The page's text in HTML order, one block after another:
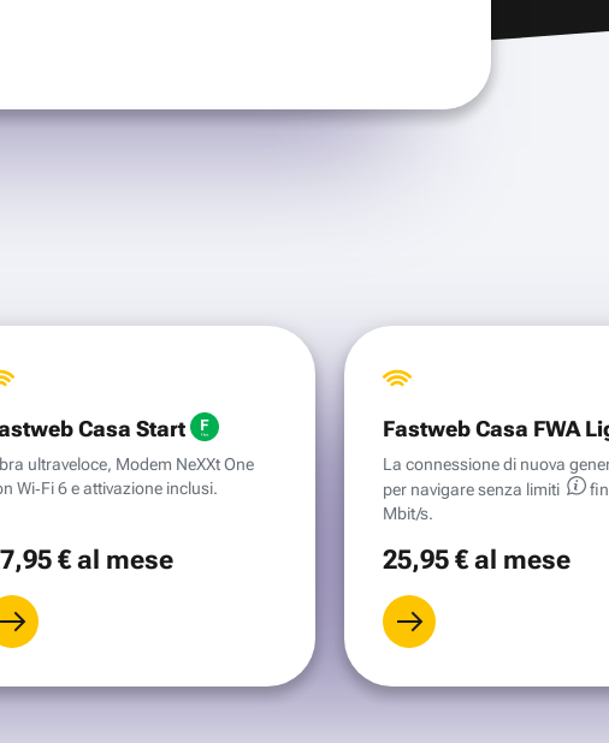
Casa Start
ultraveloce, Modem NeXXt One
Wi‑Fi 6 e attivazione inclusi.
,95 €al mese
Fastweb Casa FWA
La connessione di nuova
per navigare senza limiti
Mbit/s.
25,95 €al mese